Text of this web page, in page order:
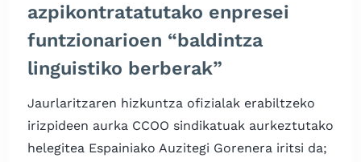
azpikontratatutako enpresei
funtzionarioen “baldintza
linguistiko berberak”
Jaurlaritzaren hizkuntza ofizialak erabiltzeko
irizpideen aurka CCOO sindikatuak aurkeztutako
helegitea Espainiako Auzitegi Gorenera iritsi da;